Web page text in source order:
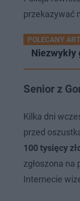
przekazywać
POLECANY
Senior z
Kilka dni
przed
100 tysięcy
zgłoszona na
Internecie